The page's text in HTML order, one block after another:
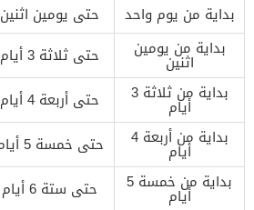
بداية من يوم واحد
حتى يومين اثنين
بداية من يومين
اثنين حتى ثلاثة 3 أيام
بداية من ثلاثة 3
أيام حتى أربعة 4 أيام
بداية من أربعة 4
أيام حتى خمسة 5 أيام
بداية من خمسة 5
أيام حتى ستة 6 أيام